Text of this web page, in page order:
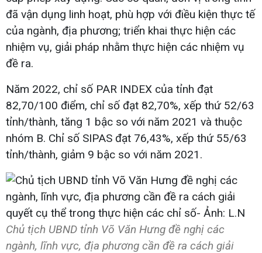
đã vận dụng linh hoạt, phù hợp với điều kiện thực tế
của ngành, địa phương; triển khai thực hiện các
nhiệm vụ, giải pháp nhằm thực hiện các nhiệm vụ
đề ra.
Năm 2022, chỉ số PAR INDEX của tỉnh đạt
82,70/100 điểm, chỉ số đạt 82,70%, xếp thứ 52/63
tỉnh/thành, tăng 1 bậc so với năm 2021 và thuộc
nhóm B. Chỉ số SIPAS đạt 76,43%, xếp thứ 55/63
tỉnh/thành, giảm 9 bậc so với năm 2021.
Chủ tịch UBND tỉnh Võ Văn Hưng đề nghị các
ngành, lĩnh vực, địa phương cần đề ra cách giải